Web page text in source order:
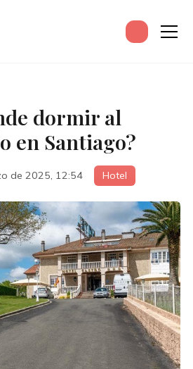
dormir al
en Santiago?
de 2025, 12:54 Hotel